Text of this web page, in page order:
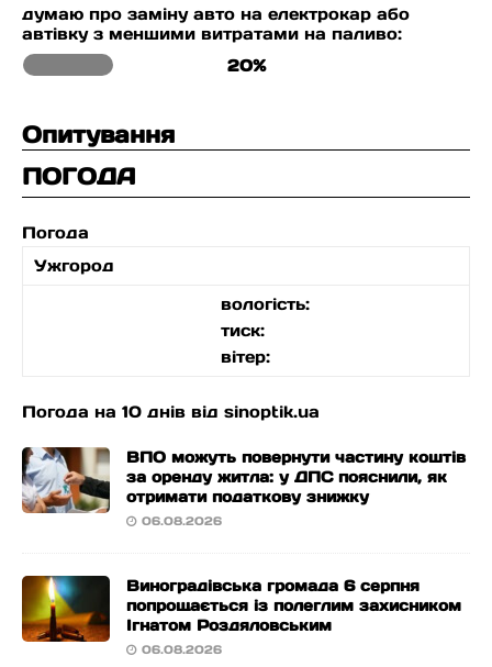
думаю про заміну авто на електрокар або
автівку з меншими витратами на паливо:
20%
Опитування
ПОГОДА
Погода
Ужгород
вологість:
тиск:
вітер:
Погода на 10 днів від sinoptik.ua
ВПО можуть повернути частину коштів
за оренду житла: у ДПС пояснили, як
отримати податкову знижку
06.08.2026
Виноградівська громада 6 серпня
попрощається із полеглим захисником
Ігнатом Роздяловським
06.08.2026